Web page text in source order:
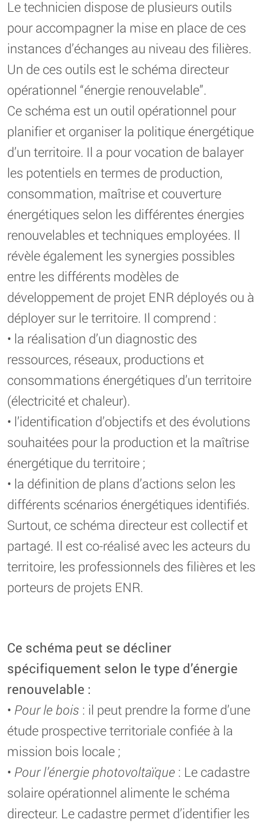
Le technicien dispose de plusieurs outils
pour accompagner la mise en place de ces
instances d’échanges au niveau des filières.
Un de ces outils est le schéma directeur
opérationnel “énergie renouvelable”.
Ce schéma est un outil opérationnel pour
planifier et organiser la politique énergétique
d’un territoire. Il a pour vocation de balayer
les potentiels en termes de production,
consommation, maîtrise et couverture
énergétiques selon les différentes énergies
renouvelables et techniques employées. Il
révèle également les synergies possibles
entre les différents modèles de
développement de projet ENR déployés ou à
déployer sur le territoire. Il comprend :
• la réalisation d’un diagnostic des
ressources, réseaux, productions et
consommations énergétiques d’un territoire
(électricité et chaleur).
• l’identification d’objectifs et des évolutions
souhaitées pour la production et la maîtrise
énergétique du territoire ;
• la définition de plans d’actions selon les
différents scénarios énergétiques identifiés.
Surtout, ce schéma directeur est collectif et
partagé. Il est co-réalisé avec les acteurs du
territoire, les professionnels des filières et les
porteurs de projets ENR.
Ce schéma peut se décliner
spécifiquement selon le type d’énergie
renouvelable :
• Pour le bois : il peut prendre la forme d’une
étude prospective territoriale confiée à la
mission bois locale ;
• Pour l’énergie photovoltaïque : Le cadastre
solaire opérationnel alimente le schéma
directeur. Le cadastre permet d’identifier les